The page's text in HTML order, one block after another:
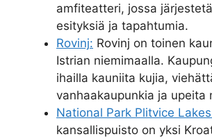
amfiteatteri, jossa
esityksiä ja tapahtumia.
Rovinj: Rovinj on toinen
Istrian niemimaalla.
ihailla kauniita kujia,
vanhaakaupunkia ja upeita
National Park Plitvice
kansallispuisto on yksi